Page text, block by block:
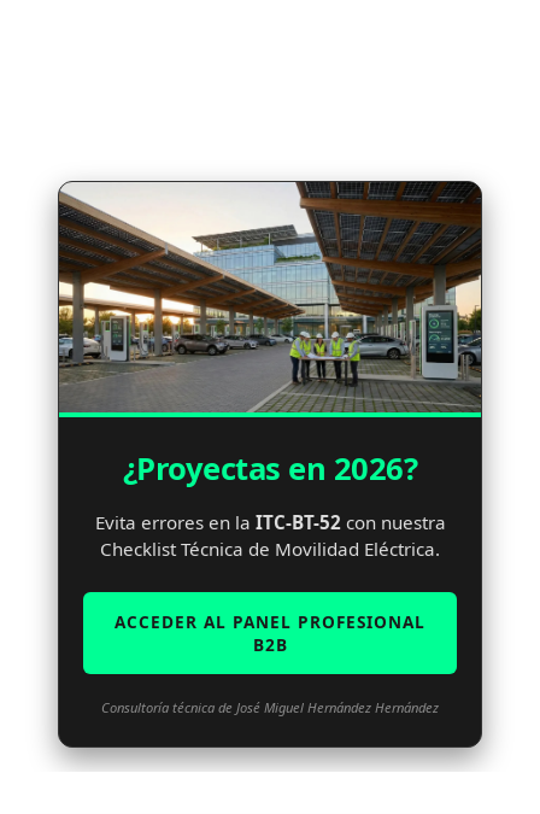
¿Proyectas en 2026?
Evita errores en la ITC-BT-52con nuestra
Checklist Técnica de Movilidad Eléctrica.
ACCEDER AL PANEL PROFESIONAL
B2B
Consultoría técnica de José Miguel Hernández Hernández